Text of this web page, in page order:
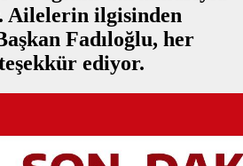
Ailelerin ilgisinden
Fadıloğlu, her
ediyor.